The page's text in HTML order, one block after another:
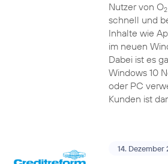
Nutzer von O2
schnell und
Inhalte wie
im neuen
Dabei ist es
Windows 10
oder PC
Kunden ist
14. Dezember